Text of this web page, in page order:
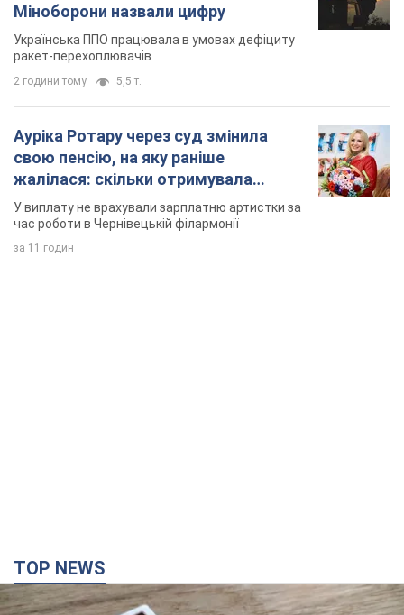
Міноборони назвали цифру
Українська ППО працювала в умовах дефіциту
ракет-перехоплювачів
2 години тому 5,5 т.
Ауріка Ротару через суд змінила
свою пенсію, на яку раніше
жалілася: скільки отримувала
співачка
У виплату не врахували зарплатню артистки за
час роботи в Чернівецькій філармонії
за 11 годин
TOP NEWS